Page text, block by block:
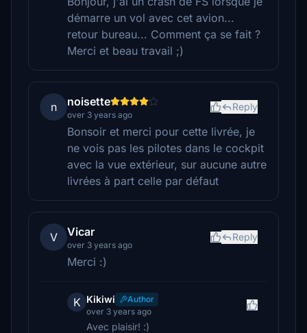
démarre un vol avec cet avion...
retour bureau... Comment ça se fait ?
Merci et beau travail ;)
n noisette
over 3 years ago
Reply
Bonsoir et merci pour cette livrée, je
ne vois pas les pilotes dans le cockpit
avec la vue extérieur, sur aucune autre
livrées à part celle par défaut
V Vicar
over 3 years ago
Reply
Merci :)
K Kikiwi
Author
over 3 years ago
Avec plaisir! :)